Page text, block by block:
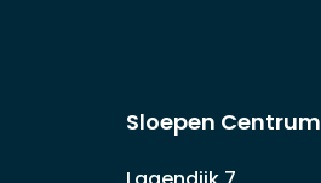
Sloepen Centrum